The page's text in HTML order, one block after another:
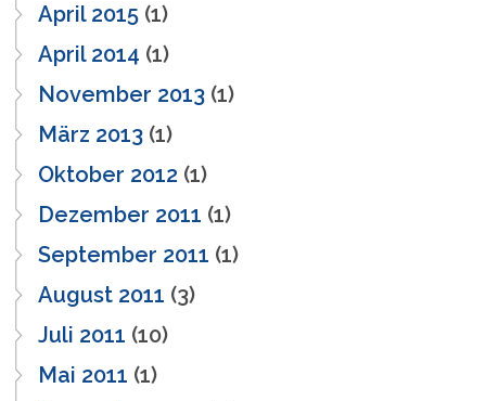
April 2015 (1)
April 2014 (1)
November 2013 (1)
März 2013 (1)
Oktober 2012 (1)
Dezember 2011 (1)
September 2011 (1)
August 2011 (3)
Juli 2011 (10)
Mai 2011 (1)